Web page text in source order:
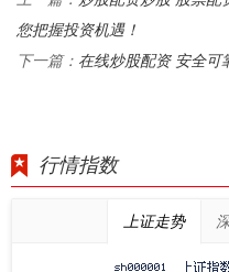
您把握投资机遇！
下一篇： 在线炒股配资 安全可
行情指数
上证走势